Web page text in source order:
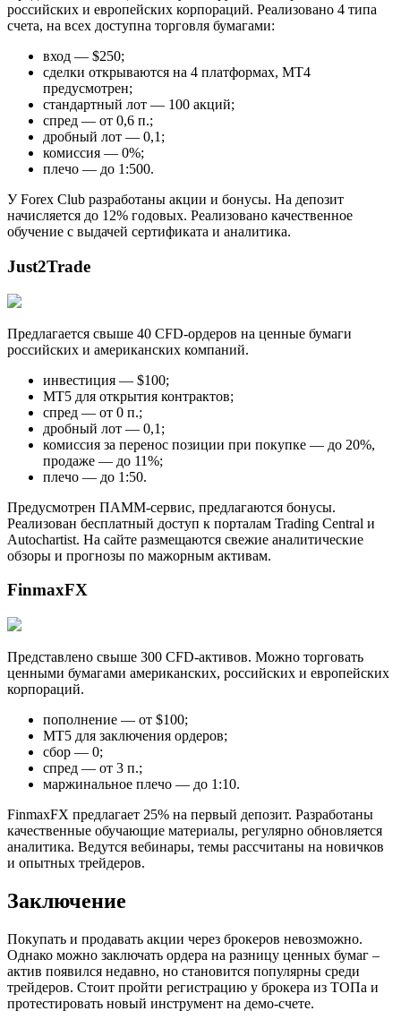
российских и европейских корпораций. Реализовано 4 типа
счета, на всех доступна торговля бумагами:
вход — $250;
сделки открываются на 4 платформах, МТ4
предусмотрен;
стандартный лот — 100 акций;
спред — от 0,6 п.;
дробный лот — 0,1;
комиссия — 0%;
плечо — до 1:500.
У Forex Club разработаны акции и бонусы. На депозит
начисляется до 12% годовых. Реализовано качественное
обучение с выдачей сертификата и аналитика.
Just2Trade
Предлагается свыше 40 CFD-ордеров на ценные бумаги
российских и американских компаний.
инвестиция — $100;
МТ5 для открытия контрактов;
спред — от 0 п.;
дробный лот — 0,1;
комиссия за перенос позиции при покупке — до 20%,
продаже — до 11%;
плечо — до 1:50.
Предусмотрен ПАММ-сервис, предлагаются бонусы.
Реализован бесплатный доступ к порталам Trading Central и
Autochartist. На сайте размещаются свежие аналитические
обзоры и прогнозы по мажорным активам.
FinmaxFX
Представлено свыше 300 CFD-активов. Можно торговать
ценными бумагами американских, российских и европейских
корпораций.
пополнение — от $100;
МТ5 для заключения ордеров;
сбор — 0;
спред — от 3 п.;
маржинальное плечо — до 1:10.
FinmaxFX предлагает 25% на первый депозит. Разработаны
качественные обучающие материалы, регулярно обновляется
аналитика. Ведутся вебинары, темы рассчитаны на новичков
и опытных трейдеров.
Заключение
Покупать и продавать акции через брокеров невозможно.
Однако можно заключать ордера на разницу ценных бумаг –
актив появился недавно, но становится популярны среди
трейдеров. Стоит пройти регистрацию у брокера из ТОПа и
протестировать новый инструмент на демо-счете.